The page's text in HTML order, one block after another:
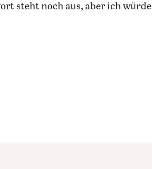
steht noch aus, aber ich würde